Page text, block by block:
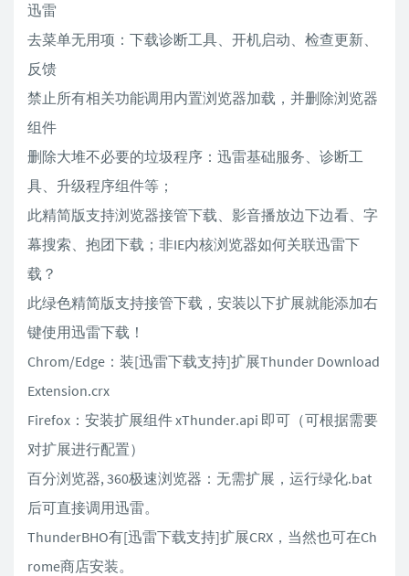
迅雷
去菜单无用项：下载诊断工具、开机启动、检查更新、
反馈
禁止所有相关功能调用内置浏览器加载，并删除浏览器
组件
删除大堆不必要的垃圾程序：迅雷基础服务、诊断工
具、升级程序组件等；
此精简版支持浏览器接管下载、影音播放边下边看、字
幕搜索、抱团下载；非IE内核浏览器如何关联迅雷下
载？
此绿色精简版支持接管下载，安装以下扩展就能添加右
键使用迅雷下载！
Chrom/Edge：装[迅雷下载支持]扩展Thunder Download
Extension.crx
Firefox：安装扩展组件 xThunder.api 即可（可根据需要
对扩展进行配置）
百分浏览器, 360极速浏览器：无需扩展，运行绿化.bat
后可直接调用迅雷。
ThunderBHO有[迅雷下载支持]扩展CRX，当然也可在Ch
rome商店安装。